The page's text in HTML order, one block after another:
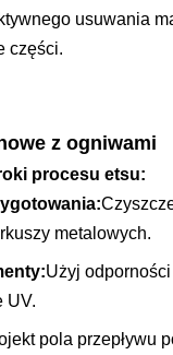
usuwania
części.
z ogniwami
procesu etsu:
metalowych.
Użyj odporności
UV.
pola przepływu